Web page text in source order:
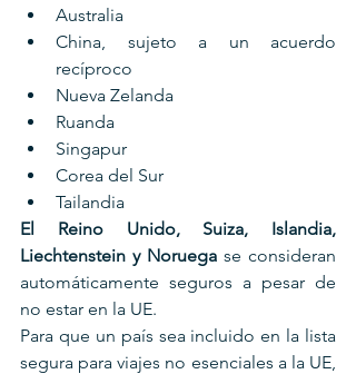
Australia
China, sujeto a un acuerdo
recíproco
Nueva Zelanda
Ruanda
Singapur
Corea del Sur
Tailandia
El Reino Unido, Suiza, Islandia,
Liechtenstein y Noruega se consideran
automáticamente seguros a pesar de
no estar en la UE.
Para que un país sea incluido en la lista
segura para viajes no esenciales a la UE,